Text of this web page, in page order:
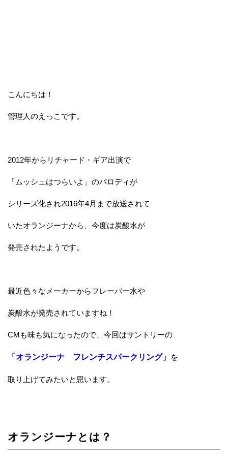
こんにちは！
管理人のえっこです。
2012年からリチャード・ギア出演で
「ムッシュはつらいよ」のパロディが
シリーズ化され2016年4月まで放送されて
いたオランジーナから、今度は炭酸水が
発売されたようです。
最近色々なメーカーからフレーバー水や
炭酸水が発売されていますね！
CMも味も気になったので、今回はサントリーの
「オランジーナ フレンチスパークリング」 を
取り上げてみたいと思います。
オランジーナとは？